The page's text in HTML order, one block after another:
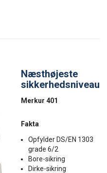
Næsthøjeste
sikkerhedsniveau
Merkur 401
Fakta
Opfylder DS/EN 1303
grade 6/2
Bore-sikring
Dirke-sikring